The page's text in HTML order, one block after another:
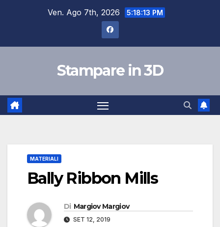
Ven. Ago 7th, 2026 5:18:14 PM
Stampare in 3D
MATERIALI
Bally Ribbon Mills
Di Margiov Margiov
SET 12, 2019